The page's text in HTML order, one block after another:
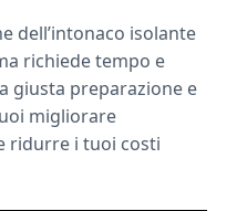
dell’intonaco isolante
richiede tempo e
giusta preparazione e
migliorare
ridurre i tuoi costi